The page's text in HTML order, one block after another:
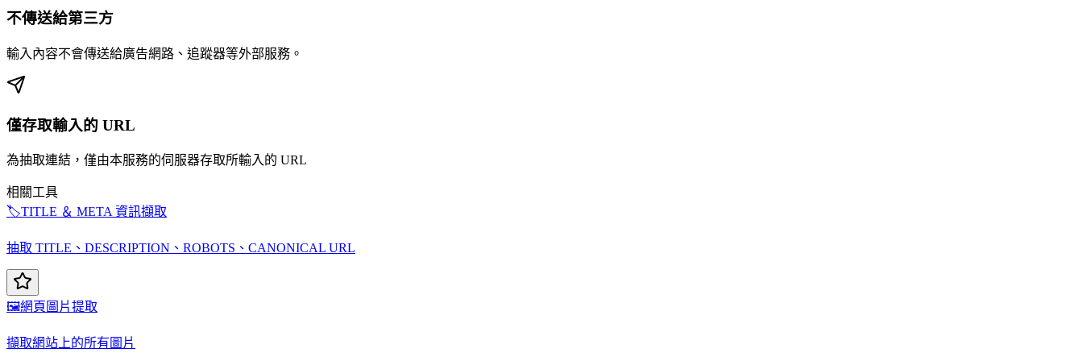
不傳送給第三方
輸入內容不會傳送給廣告網路、追蹤器等外部服務。
僅存取輸入的 URL
為抽取連結，僅由本服務的伺服器存取所輸入的 URL
相關工具
🏷️TITLE ＆ META 資訊擷取
抽取 TITLE、DESCRIPTION、ROBOTS、CANONICAL URL
🖼️網頁圖片提取
擷取網站上的所有圖片